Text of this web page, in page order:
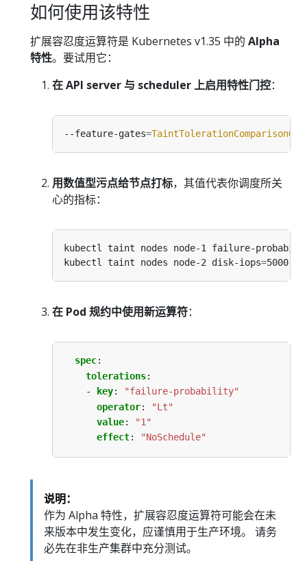
如何使用该特性
扩展容忍度运算符是 Kubernetes v1.35 中的 Alpha
特性。要试用它：
在 API server 与 scheduler 上启用特性门控：
--feature-gates=
用数值型污点给节点打标，其值代表你调度所关
心的指标：
kubectl taint nodes node-1 failure-
kubectl taint nodes node-2 disk-iops=
在 Pod 规约中使用新运算符：
spec:
tolerations:
-
key:
"failure-probability"
operator:
"Lt"
value:
"1"
effect: "NoSchedule"
说明：
作为 Alpha 特性，扩展容忍度运算符可能会在未
来版本中发生变化，应谨慎用于生产环境。 请务
必先在非生产集群中充分测试。